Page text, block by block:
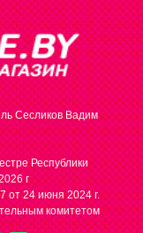
Сесликов Вадим
Республики
г
от 24 июня 2024 г.
комитетом